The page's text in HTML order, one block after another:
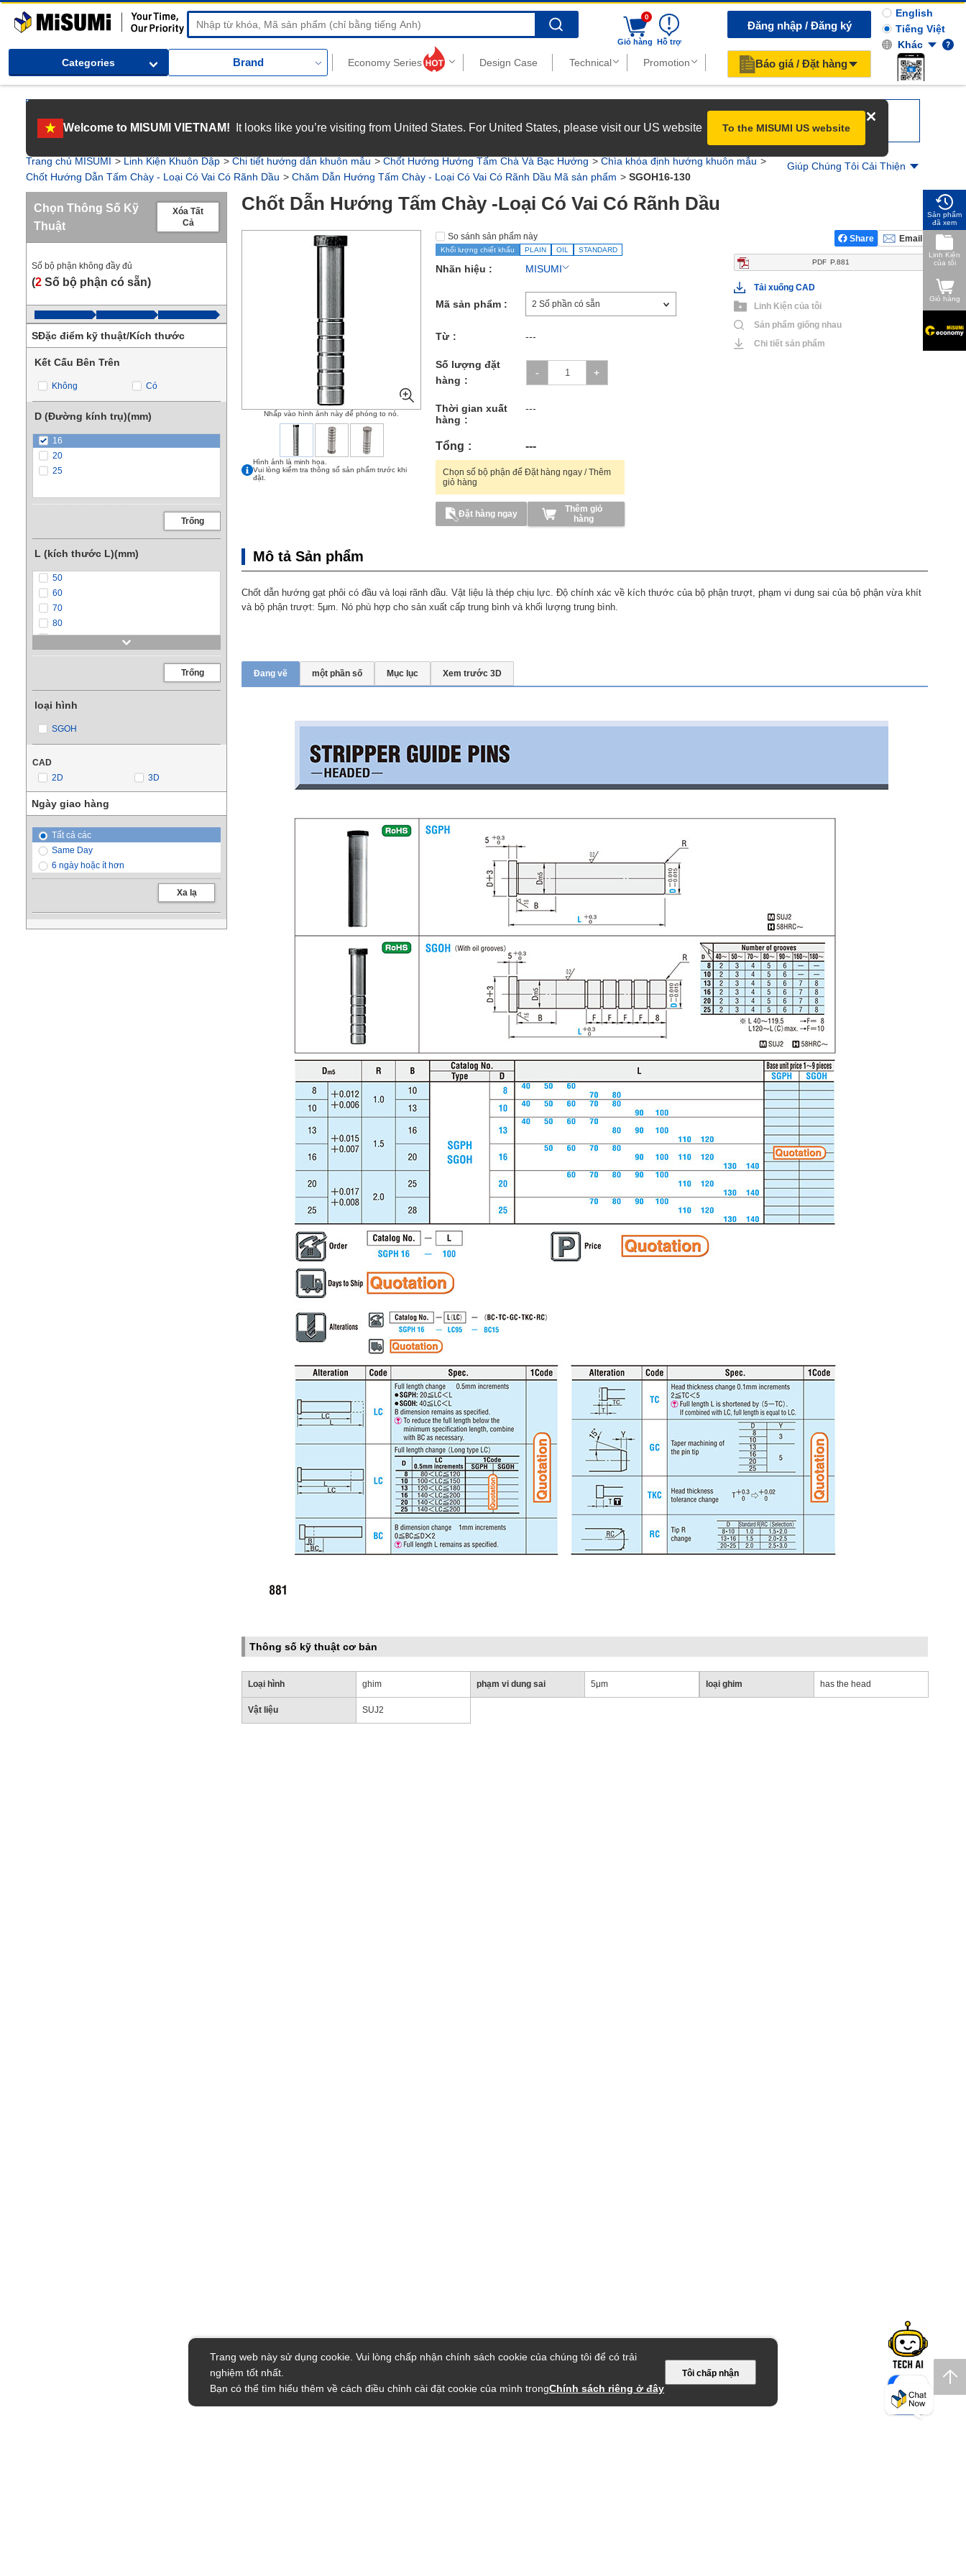
MiSUMi
Search
0
Giỏ hàng Hỗ trợ
Categories Brand
Đăng nhập / Đăng ký
Báo giá / Đặt hàng
English
Tiếng Việt
Khác
Welcome to MISUMI VIETNAM! It looks like you’re visiting from United States. For United States, please visit our US website To the MISUMI US website
[Recruitment] We're hiring! Grab your ultimate career opportunity & enjoy top-tier benefits at MISUMI Vietnam.See more
Trang chủ MISUMI Linh Kiện Khuôn Dập Chi tiết hướng dẫn khuôn mẫu Chốt Hướng Hướng Tấm Chà Và Bạc Hướng
Chìa khóa định hướng khuôn mẫu
Chốt Hướng Dẫn Tấm Chày - Loại Có Vai Có Rãnh Dầu
Chăm Dẫn Hướng Tấm Chày - Loại Có Vai Có Rãnh Dầu Mã sản phẩm SGOH16-130
Giúp Chúng Tôi Cải Thiện
Chọn Thông Số Kỹ
Thuật
Xóa Tất
Cả
Số bộ phận không đầy đủ
(2 Số bộ phận có sẵn)
SĐặc điểm kỹ thuật/Kích thước
Kết Cấu Bên Trên
Không Có
D (Đường kính trụ)(mm)
16
20
25
Trống
L (kích thước L)(mm)
50
60
70
80
90
100
130
Trống
loại hình
SGOH
CAD
2D
3D
Ngày giao hàng
Tất cả các
Same Day
6 ngày hoặc ít hơn
Xa lạ
Chốt Dẫn Hướng Tấm Chày -Loại Có Vai Có Rãnh Dầu
Nhấp vào hình ảnh này để phóng to nó.
Hình ảnh là minh họa.
Vui lòng kiểm tra thông số sản phẩm trước khi
đặt.
So sánh sản phẩm này
Khối lượng chiết khấu PLAIN OIL STANDARD
Nhãn hiệu : MISUMI
Mã sản phẩm : 2 Số phần có sẵn
Từ ---
Số lượng đặt
hàng
Thời gian xuất
hàng
---
Tổng ---
Chọn số bộ phận để Đặt hàng ngay / Thêm
giỏ hàng
Đặt hàng ngay
Thêm giỏ
hàng
Share Email
PDF P.881
Tải xuống CAD
Linh Kiện của tôi
Sản phẩm giống nhau
Chi tiết sản phẩm
Mô tả Sản phẩm
Chốt dẫn hướng gạt phôi có đầu và loại rãnh dầu. Vật liệu là thép chịu lực. Độ chính xác về kích thước của bộ phận trượt, phạm vi dung sai của bộ phận vừa khít
và bộ phận trượt: 5μm. Nó phù hợp cho sản xuất cấp trung bình và khối lượng trung bình.
Đang vẽ một phần số Mục lục Xem trước 3D
Thông số kỹ thuật cơ bản
Loại hình ghim phạm vi dung sai 5μm loại ghim has the head
Vật liệu SUJ2
Sản phẩm
đã xem
Linh Kiện
của tôi
Giỏ hàng
Trang web này sử dụng cookie. Vui lòng chấp nhận chính sách cookie của chúng tôi để có trải
nghiệm tốt nhất.
Bạn có thể tìm hiểu thêm về cách điều chỉnh cài đặt cookie của mình trongChính sách riêng ở đây
Tôi chấp nhận